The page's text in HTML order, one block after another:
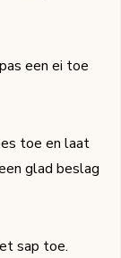
een ei toe
toe en laat
glad beslag
sap toe.